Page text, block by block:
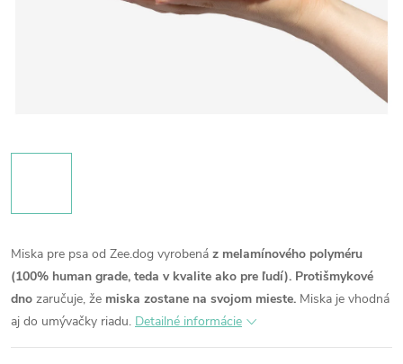
Miska pre psa od Zee.dog vyrobená z melamínového polyméru
(100% human grade, teda v kvalite ako pre ľudí). Protišmykové
dno zaručuje, že miska zostane na svojom mieste. Miska je vhodná
aj do umývačky riadu. Detailné informácie